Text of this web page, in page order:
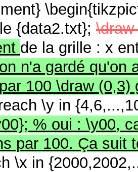
{data2.txt};
de la grille : x
n'a gardé qu'on
100 \draw
\y in
% oui : \y00,
par 100. Ça suit
\x in